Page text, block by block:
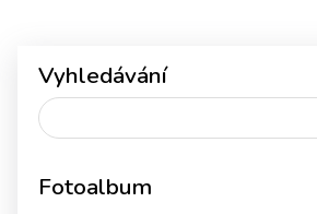
Vyhledávání
Fotoalbum